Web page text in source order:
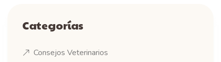
Categorías
Consejos Veterinarios